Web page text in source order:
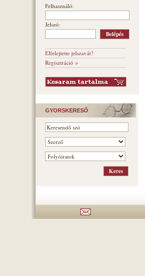
Felhasználó:
Jelszó:
Elfelejtette jelszavát?
Regisztráció »
GYORSKERESŐ